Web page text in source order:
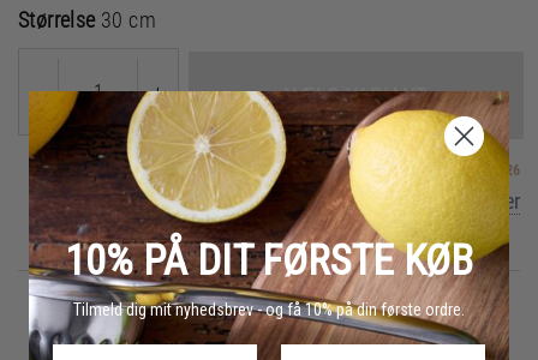
Størrelse 30 cm
- + VÆLG VARIANT
Ikke på lager Forventet på lager 10-09-2026
Få besked når varen er på lager
GRATIS FRAGT
over 499 DKK
E-MÆRKET
certificeret
HURTIG LEVERING
1-3 hverdage
10% PÅ DIT FØRSTE KØB
Tilmeld dig mit nyhedsbrev - og få 10% på din første ordre.